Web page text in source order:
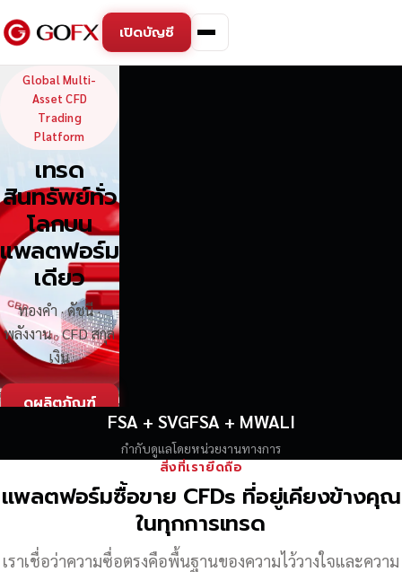
เปิดบัญชี
GoFX — Global Multi-
Global Multi-
Asset CFD
Trading
Platform
เทรด
สินทรัพย์ทั่ว
โลกบน
แพลตฟอร์ม
เดียว
ทองคำ · ดัชนี ·
พลังงาน · CFD สกุล
เงิน
ดูผลิตภัณฑ์
FSA + SVGFSA + MWALI
กำกับดูแลโดยหน่วยงานทางการ
สิ่งที่เรายึดถือ
แพลตฟอร์มซื้อขาย CFDs ที่อยู่เคียงข้างคุณ
ในทุกการเทรด
เราเชื่อว่าความซื่อตรงคือพื้นฐานของความไว้วางใจและความ